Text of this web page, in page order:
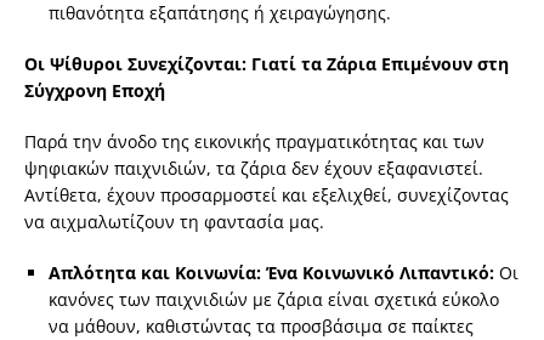
πιθανότητα εξαπάτησης ή χειραγώγησης.
Οι Ψίθυροι Συνεχίζονται: Γιατί τα Ζάρια Επιμένουν στη
Σύγχρονη Εποχή
Παρά την άνοδο της εικονικής πραγματικότητας και των
ψηφιακών παιχνιδιών, τα ζάρια δεν έχουν εξαφανιστεί.
Αντίθετα, έχουν προσαρμοστεί και εξελιχθεί, συνεχίζοντας
να αιχμαλωτίζουν τη φαντασία μας.
Απλότητα και Κοινωνία: Ένα Κοινωνικό Λιπαντικό: Οι
κανόνες των παιχνιδιών με ζάρια είναι σχετικά εύκολο
να μάθουν, καθιστώντας τα προσβάσιμα σε παίκτες